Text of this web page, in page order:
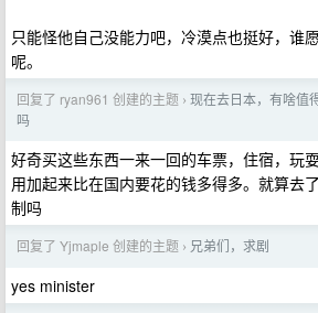
只能怪他自己没能力吧，冷漠点也挺好，谁
呢。
回复了 ryan961 创建的主题 › 现在去日本，有啥值
吗
好奇买这些东西一来一回的车票，住宿，玩
用加起来比在国内要花的钱多得多。就算去
制吗
回复了 Yjmaple 创建的主题 › 兄弟们，求剧
yes minister